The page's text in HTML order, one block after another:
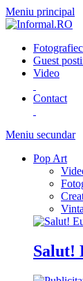
Meniu principal
Fotografie
Guest post
Video
Contact
Meniu secundar
Pop Art
Salut!